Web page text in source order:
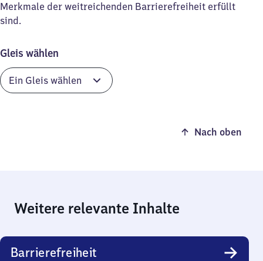
Merkmale der weitreichenden Barrierefreiheit erfüllt
sind.
Gleis wählen
Nach oben
Weitere relevante Inhalte
Barrierefreiheit